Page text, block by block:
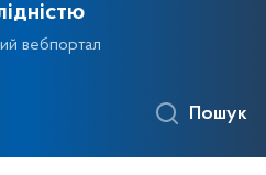
вебпортал
Пошук